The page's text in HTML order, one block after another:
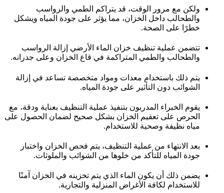
ولكن مع مرور الوقت، قد يتراكم الطمي والرواسب
والطحالب داخل الخزان، مما يؤثر على جودة المياه ويشكل
خطرًا على الصحة.
تتضمن عملية تنظيف خزان الماء الأرضي إزالة الرواسب
والطحالب والطمي المتراكمة في قاع الخزان وعلى جدرانه.
يتم ذلك باستخدام معدات ومواد متخصصة تساعد في إزالة
الشوائب دون التأثير على جودة المياه.
يقوم الخبراء المدربون بتنفيذ عملية التنظيف بعناية ودقة، مع
الحرص على تعقيم الخزان بشكل صحيح لضمان الحصول على
مياه نظيفة وصحية للاستخدام.
بعد الانتهاء من عملية التنظيف، يتم فحص الخزان واختبار
جودة المياه للتأكد من خلوها من الشوائب والملوثات.
يضمن ذلك أن يكون الماء الذي يتم تخزينه في الخزان آمنًا
للاستخدام لكافة الأغراض المنزلية والتجارية.